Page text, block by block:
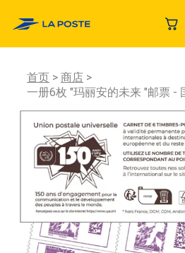
首页
商店
一册6枚 "玛丽安的未来 "邮票 -